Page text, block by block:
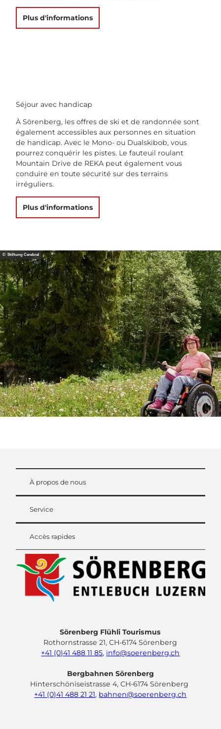
Plus d'informations
© Stiftung Cerebral
Séjour avec handicap
À Sörenberg, les offres de ski et de randonnée sont
également accessibles aux personnes en situation
de handicap. Avec le Mono- ou Dualskibob, vous
pourrez conquérir les pistes. Le fauteuil roulant
Mountain Drive de REKA peut également vous
conduire en toute sécurité sur des terrains
irréguliers.
Plus d'informations
À propos de nous
Service
Accès rapides
Sörenberg Flühli Tourismus
Rothornstrasse 21, CH-6174 Sörenberg
+41 (0)41 488 11 85, info@soerenberg.ch
Bergbahnen Sörenberg
Hinterschöniseistrasse 4, CH-6174 Sörenberg
+41 (0)41 488 21 21, bahnen@soerenberg.ch